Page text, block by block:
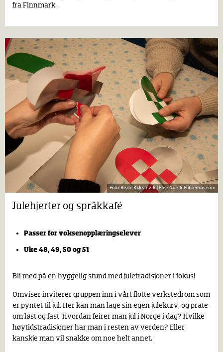
fra Finnmark.
Beate Kjørslevik | Norsk Folkemuseum
Julehjerter og språkkafé
Passer for voksenopplæringselever
Uke 48, 49, 50 og 51
Bli med på en hyggelig stund med juletradisjoner i fokus!
Omviser inviterer gruppen inn i vårt flotte verkstedrom som
er pyntet til jul. Her kan man lage sin egen julekurv, og prate
om løst og fast. Hvordan feirer man jul i Norge i dag? Hvilke
høytidstradisjoner har man i resten av verden? Eller
kanskje man vil snakke om noe helt annet.